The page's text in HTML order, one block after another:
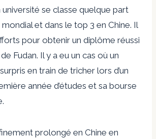
se classe quelque part
et dans le top 3 en Chine. Il
pour obtenir un diplôme réussi
Fudan. Il y a eu un cas où un
en train de tricher lors d’un
année d’études et sa bourse
prolongé en Chine en